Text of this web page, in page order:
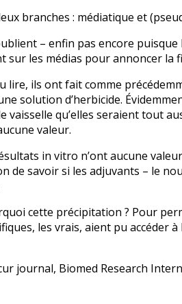
branches : médiatique et
– enfin pas encore puisque
sur les médias pour annoncer la
lire, ils ont fait comme
solution d’herbicide.
vaisselle qu’elles seraient tout
valeur.
in vitro n’ont aucune
de savoir si les adjuvants – le
cette précipitation ? Pour
les vrais, aient pu accéder
journal, Biomed Research